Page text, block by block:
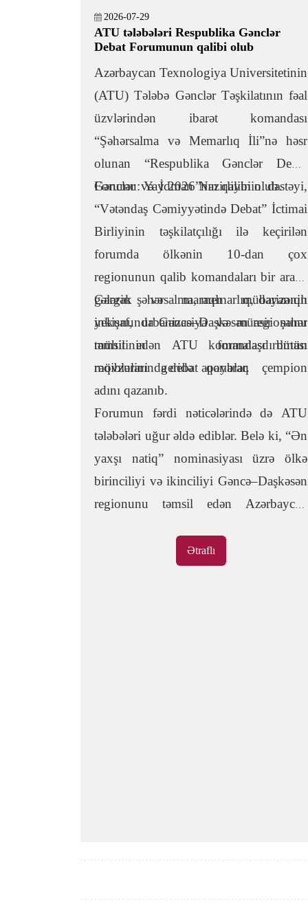
2026-07-29
ATU tələbələri Respublika Gənclər
Debat Forumunun qalibi olub
Azərbaycan Texnologiya Universitetinin
(ATU) Tələbə Gənclər Təşkilatının fəal
üzvlərindən ibarət komandası
“Şəhərsalma və Memarlıq İli”nə həsr
olunan “Respublika Gənclər Debat
Forumu: Yay 2026”nın qalibi olub.
Gənclər və İdman Nazirliyinin dəstəyi,
“Vətəndaş Cəmiyyətində Debat” İctimai
Birliyinin təşkilatçılığı ilə keçirilən
forumda ölkənin 10-dan çox
regionunun qalib komandaları bir araya
gələrək şəhərsalma, memarlıq, dayanıqlı
inkişaf, urbanizasiya və müasir şəhər
mühitinin formalaşdırılması
mövzularında debat aparıblar.
Gərgin və maraqlı mübarizənin
yekununda Gəncə–Daşkəsən regionunu
təmsil edən ATU komandası bütün
rəqiblərini geridə qoyaraq çempion
adını qazanıb.
Forumun fərdi nəticələrində də ATU
tələbələri uğur əldə ediblər. Belə ki, “Ən
yaxşı natiq” nominasiyası üzrə ölkə
birinciliyi və ikinciliyi Gəncə–Daşkəsən
regionunu təmsil edən Azərbaycan
Ətraflı